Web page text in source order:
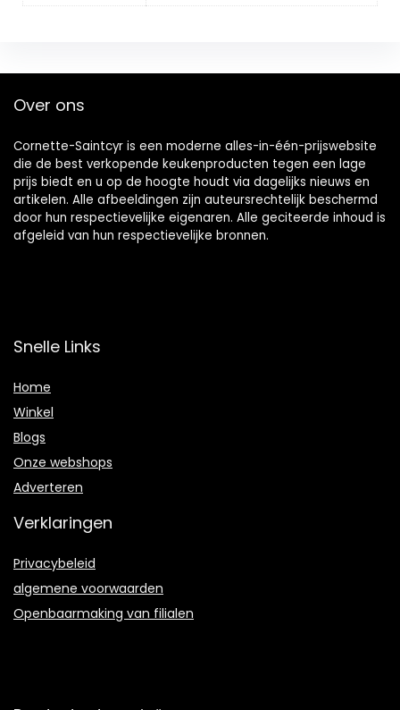
Over ons
Cornette-Saintcyr is een moderne alles-in-één-prijswebsite
die de best verkopende keukenproducten tegen een lage
prijs biedt en u op de hoogte houdt via dagelijks nieuws en
artikelen. Alle afbeeldingen zijn auteursrechtelijk beschermd
door hun respectievelijke eigenaren. Alle geciteerde inhoud is
afgeleid van hun respectievelijke bronnen.
Snelle Links
Home
Winkel
Blogs
Onze webshops
Adverteren
Verklaringen
Privacybeleid
algemene voorwaarden
Openbaarmaking van filialen